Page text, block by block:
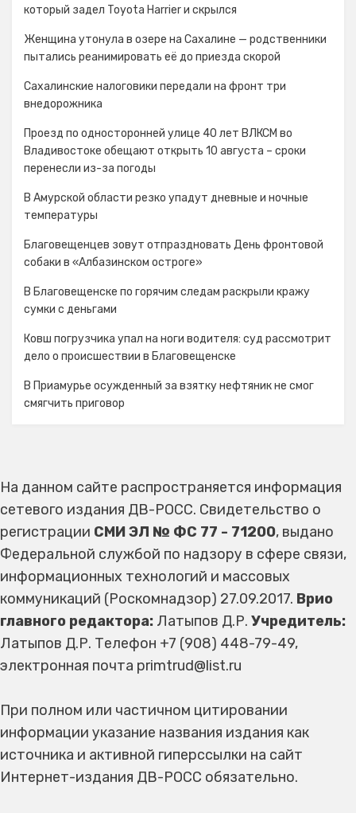
который задел Toyota Harrier и скрылся
Женщина утонула в озере на Сахалине — родственники
пытались реанимировать её до приезда скорой
Сахалинские налоговики передали на фронт три
внедорожника
Проезд по односторонней улице 40 лет ВЛКСМ во
Владивостоке обещают открыть 10 августа – сроки
перенесли из-за погоды
В Амурской области резко упадут дневные и ночные
температуры
Благовещенцев зовут отпраздновать День фронтовой
собаки в «Албазинском остроге»
В Благовещенске по горячим следам раскрыли кражу
сумки с деньгами
Ковш погрузчика упал на ноги водителя: суд рассмотрит
дело о происшествии в Благовещенске
В Приамурье осужденный за взятку нефтяник не смог
смягчить приговор
На данном сайте распространяется информация
сетевого издания ДВ-РОСС. Свидетельство о
регистрации СМИ ЭЛ № ФС 77 - 71200, выдано
Федеральной службой по надзору в сфере связи,
информационных технологий и массовых
коммуникаций (Роскомнадзор) 27.09.2017. Врио
главного редактора: Латыпов Д.Р. Учредитель:
Латыпов Д.Р. Телефон +7 (908) 448-79-49,
электронная почта primtrud@list.ru
При полном или частичном цитировании
информации указание названия издания как
источника и активной гиперссылки на сайт
Интернет-издания ДВ-РОСС обязательно.